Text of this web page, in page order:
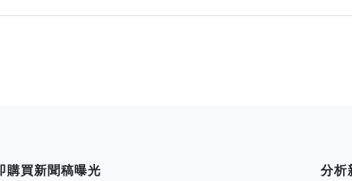
購買新聞稿曝光 分析